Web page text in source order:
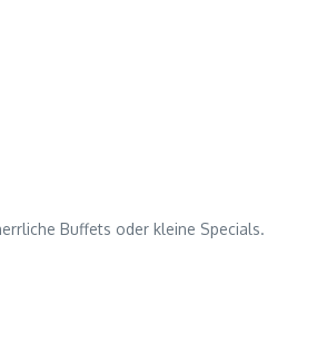
Buffets oder kleine Specials.